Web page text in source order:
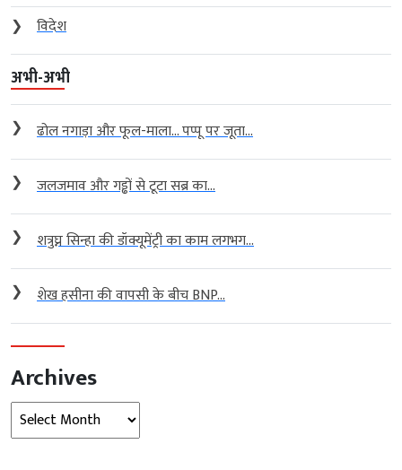
❯
विदेश
अभी-अभी
❯ ढोल नगाड़ा और फूल-माला… पप्पू पर जूता...
❯ जलजमाव और गड्ढों से टूटा सब्र का...
❯ शत्रुघ्न सिन्हा की डॉक्यूमेंट्री का काम लगभग...
❯ शेख हसीना की वापसी के बीच BNP...
Archives
Archives